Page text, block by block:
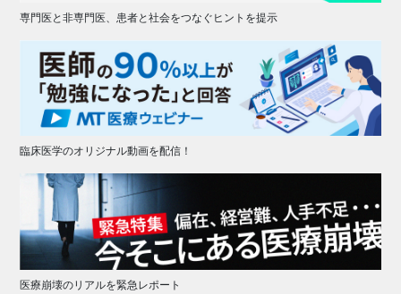
専門医と非専門医、患者と社会をつなぐヒントを提示
臨床医学のオリジナル動画を配信！
医療崩壊のリアルを緊急レポート